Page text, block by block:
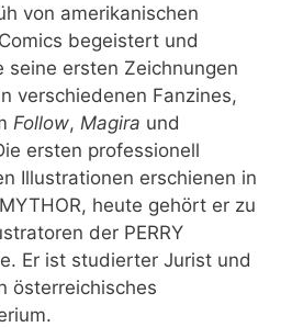
von amerikanischen
begeistert und
seine ersten Zeichnungen
verschiedenen Fanzines,
Follow, Magira und
ersten professionell
Illustrationen erschienen in
heute gehört er zu
der PERRY
Er ist studierter Jurist und
österreichisches